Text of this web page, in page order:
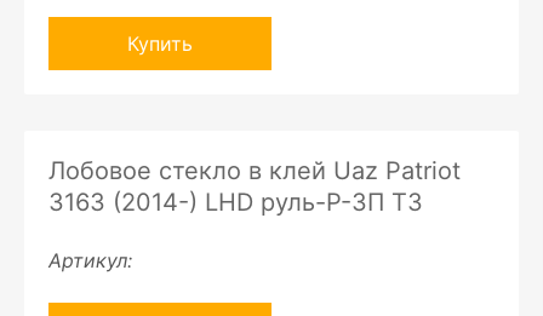
Купить
Лобовое стекло в клей Uaz Patriot
3163 (2014-) LHD руль-P-ЗП ТЗ
Артикул: